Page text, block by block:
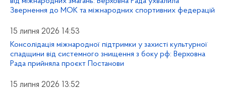
Звернення до МОК та міжнародних спортивних федерацій
15 липня 2026 14:53
Консолідація міжнародної підтримки у захисті культурної
спадщини від системного знищення з боку рф: Верховна
Рада прийняла проєкт Постанови
15 липня 2026 13:52